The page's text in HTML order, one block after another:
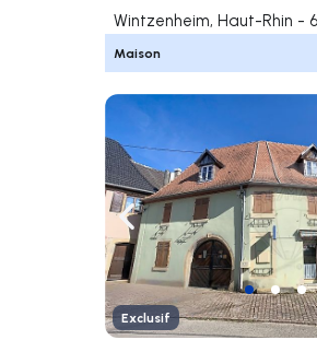
Wintzenheim, Haut-Rhin -
Maison
Naviguer vers la gauche
Exclusif